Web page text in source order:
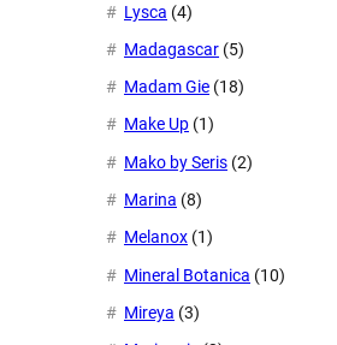
Lysca (4)
Madagascar (5)
Madam Gie (18)
Make Up (1)
Mako by Seris (2)
Marina (8)
Melanox (1)
Mineral Botanica (10)
Mireya (3)